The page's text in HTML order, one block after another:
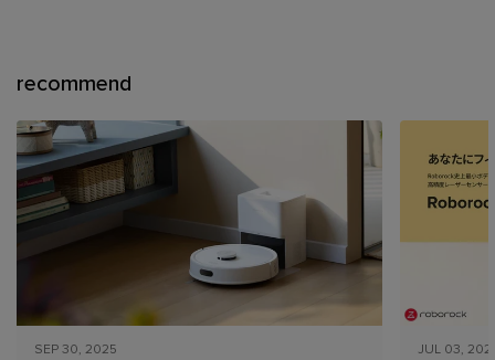
recommend
SEP 30, 2025 JUL 03,